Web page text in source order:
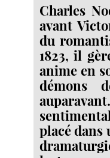
Charles
avant
du
1823, il
anime en
démons
placé